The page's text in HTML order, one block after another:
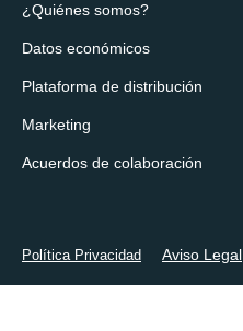
¿Quiénes somos?
Datos económicos
Plataforma de distribución
Marketing
Acuerdos de colaboración
Política Privacidad Aviso Legal